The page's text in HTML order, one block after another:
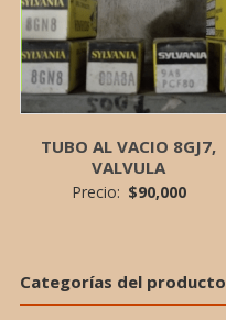
TUBO AL VACIO 8GJ7,
VALVULA
Precio: $90,000
Categorías del producto